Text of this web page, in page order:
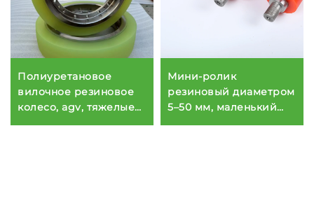
Полиуретановое
вилочное резиновое
колесо, agv, тяжелые
ходовые колеса,
Мини-ролик
резиновый диаметром
5–50 мм, маленький
ролик для принтера/